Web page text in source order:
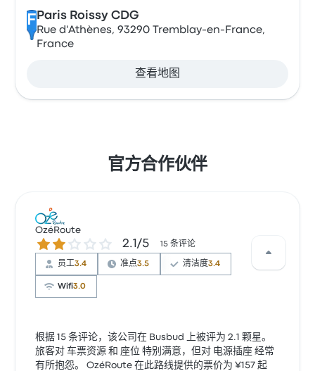
F Paris Roissy CDG
Rue d'Athènes, 93290 Tremblay-en-France,
France
查看地图
官方合作伙伴
OzéRoute
2.1 / 5 星 2.1/5 15 条评论
员工3.4 准点3.5 清洁度3.4
Wifi3.0
根据 15 条评论，该公司在 Busbud 上被评为 2.1 颗星。
旅客对 车票资源 和 座位 特别满意，但对 电源插座 经常
有所抱怨。 OzéRoute 在此路线提供的票价为 ¥157 起